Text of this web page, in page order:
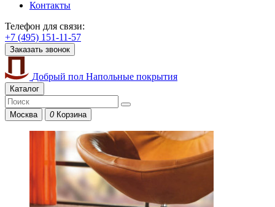
Контакты
Телефон для связи:
+7 (495) 151-11-57
Заказать звонок
Добрый пол Напольные покрытия
Каталог
Москва 0 Корзина